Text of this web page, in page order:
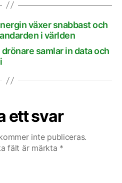
växer snabbast och
i världen
samlar in data och
ett svar
inte publiceras.
fält är märkta *